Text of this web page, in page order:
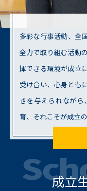
多彩な行事活動、全
全力で取り組む活動
揮できる環境が成立
受け合い、心身とも
きを与えられなが
育、それこそが成立
成立